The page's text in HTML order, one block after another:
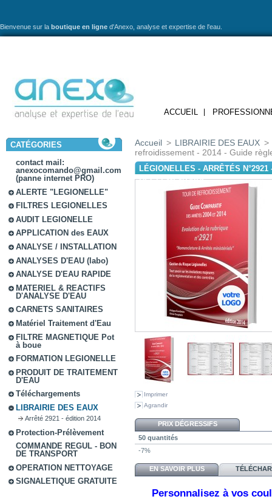
Bienvenue sur la boutique en ligne d'Anexo, analyse et expertise de l'eau.
ACCUEIL
CATÉGORIES
contact mail:
anexocomando@gmail.com
(panne internet PRO)
ALERTE "LEGIONELLE"
FILTRES LEGIONELLES
AUDIT LEGIONELLE
APPLICATION des EAUX
ANALYSE / INSTALLATION
ANALYSES D'EAU (labo)
ANALYSE D'EAU RAPIDE
MATERIEL & REACTIFS
D'ANALYSE D'EAU
CARNETS SANITAIRES
Matériel Traitement d'Eau
FILTRE MAGNETIQUE Pot
à boue
FORMATION LEGIONELLE
PRODUIT DE TRAITEMENT
D'EAU
Téléchargements
LIBRAIRIE DES EAUX
Arrêté 2921 - édition 2014
Protection-Prélèvement
COMMANDE REGUL - BON
DE TRANSPORT
OPERATION NETTOYAGE
SIGNALETIQUE GRATUITE
Accueil > LIBRAIRIE DES EAUX >
refroidissement - 2014 - Guide
LÉGIONELLES - ARRÊTÉS
RÈGLEMENTAIRE
Imprimer
Agrandir
PRIX DÉGRESSIFS
50 quantités
-7%
EN SAVOIR PLUS
Personnalisez à vos